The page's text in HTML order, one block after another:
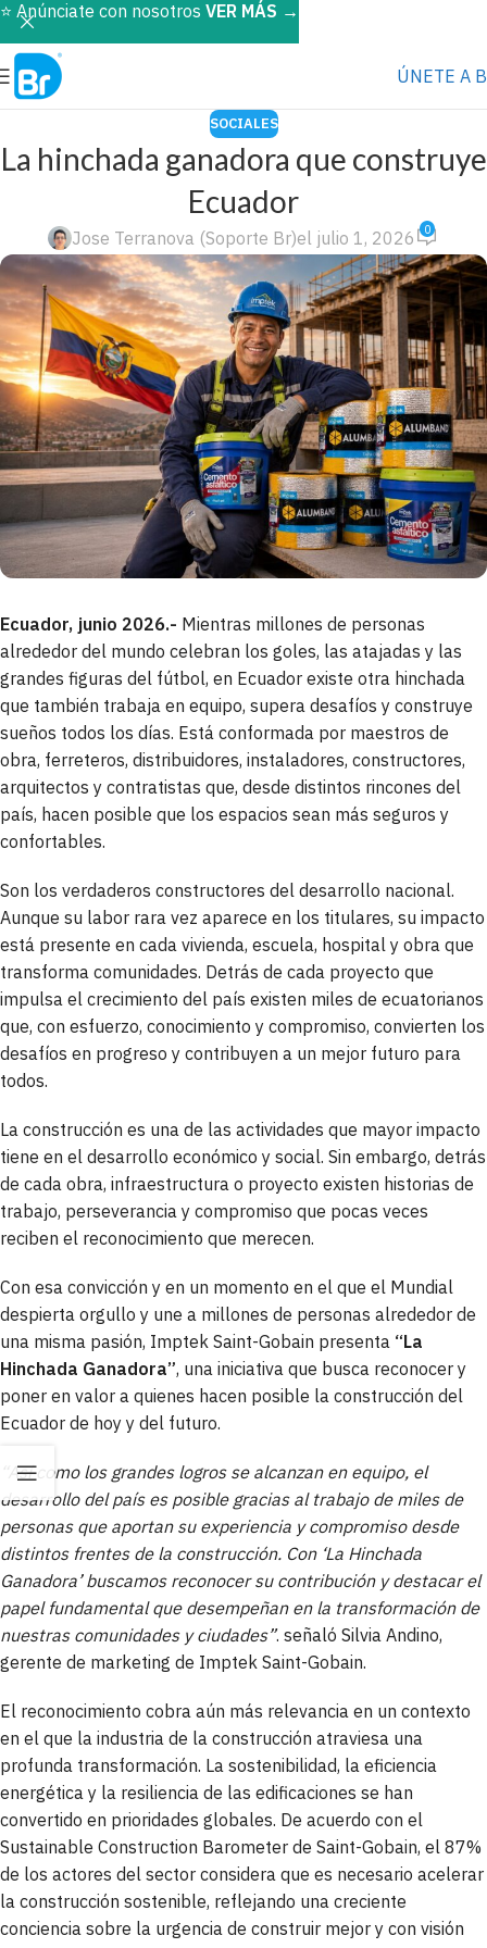
ÚNETE A
SOCIALES
La hinchada ganadora que construye
Ecuador
Jose Terranova (Soporte Br)el julio 1, 2026 0
Ecuador, junio 2026.- Mientras millones de personas
alrededor del mundo celebran los goles, las atajadas y las
grandes figuras del fútbol, en Ecuador existe otra hinchada
que también trabaja en equipo, supera desafíos y construye
sueños todos los días. Está conformada por maestros de
obra, ferreteros, distribuidores, instaladores, constructores,
arquitectos y contratistas que, desde distintos rincones del
país, hacen posible que los espacios sean más seguros y
confortables.
Son los verdaderos constructores del desarrollo nacional.
Aunque su labor rara vez aparece en los titulares, su impacto
está presente en cada vivienda, escuela, hospital y obra que
transforma comunidades. Detrás de cada proyecto que
impulsa el crecimiento del país existen miles de ecuatorianos
que, con esfuerzo, conocimiento y compromiso, convierten los
desafíos en progreso y contribuyen a un mejor futuro para
todos.
La construcción es una de las actividades que mayor impacto
tiene en el desarrollo económico y social. Sin embargo, detrás
de cada obra, infraestructura o proyecto existen historias de
trabajo, perseverancia y compromiso que pocas veces
reciben el reconocimiento que merecen.
Con esa convicción y en un momento en el que el Mundial
despierta orgullo y une a millones de personas alrededor de
una misma pasión, Imptek Saint-Gobain presenta “La
Hinchada Ganadora”, una iniciativa que busca reconocer y
poner en valor a quienes hacen posible la construcción del
Ecuador de hoy y del futuro.
“Así como los grandes logros se alcanzan en equipo, el
desarrollo del país es posible gracias al trabajo de miles de
personas que aportan su experiencia y compromiso desde
distintos frentes de la construcción. Con ‘La Hinchada
Ganadora’ buscamos reconocer su contribución y destacar el
papel fundamental que desempeñan en la transformación de
nuestras comunidades y ciudades”. señaló Silvia Andino,
gerente de marketing de Imptek Saint-Gobain.
El reconocimiento cobra aún más relevancia en un contexto
en el que la industria de la construcción atraviesa una
profunda transformación. La sostenibilidad, la eficiencia
energética y la resiliencia de las edificaciones se han
convertido en prioridades globales. De acuerdo con el
Sustainable Construction Barometer de Saint-Gobain, el 87%
de los actores del sector considera que es necesario acelerar
la construcción sostenible, reflejando una creciente
conciencia sobre la urgencia de construir mejor y con visión
⭐️ Anúnciate con nosotros VER MÁS →